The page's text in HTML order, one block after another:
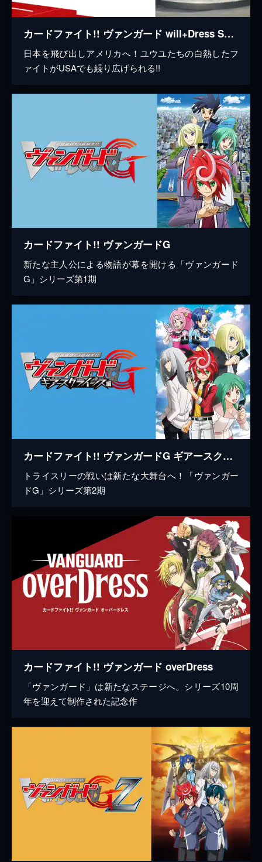
カードファイト!! ヴァンガード will+Dress Season2
日本を飛び出しアメリカへ！ユウユたちの白熱したフ
ァイトがUSAでも繰り広げられる!!
カードファイト!! ヴァンガードG
新たな主人公による物語が幕を開ける「ヴァンガード
G」シリーズ第1期
カードファイト!! ヴァンガードG ギアースクライシス編
トライスリーの戦いは新たな大舞台へ！「ヴァンガー
ドG」シリーズ第2期
カードファイト!! ヴァンガード overDress
「ヴァンガード」は新たなステージへ。シリーズ10周
年を迎えて制作された記念作